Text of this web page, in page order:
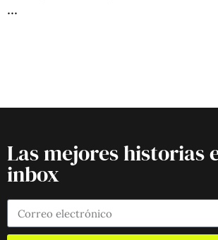
Las mejores historias
inbox